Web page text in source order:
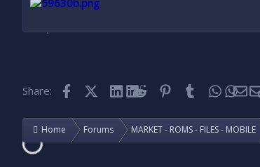
Share: FacebookX (Twitter)LinkedIn
Reddit PinterestTumblr
Home Forums MARKET - ROMS - FILES - MOBILE